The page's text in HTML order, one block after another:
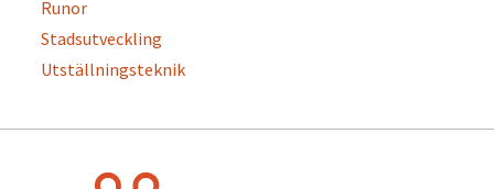
Runor
Stadsutveckling
Utställningsteknik